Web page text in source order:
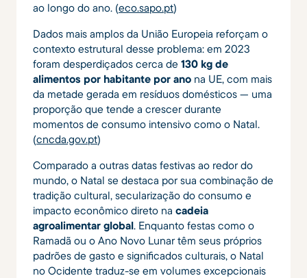
ao longo do ano. (eco.sapo.pt)
Dados mais amplos da União Europeia reforçam o
contexto estrutural desse problema: em 2023
foram desperdiçados cerca de 130 kg de
alimentos por habitante por ano na UE, com mais
da metade gerada em resíduos domésticos — uma
proporção que tende a crescer durante
momentos de consumo intensivo como o Natal.
(cncda.gov.pt)
Comparado a outras datas festivas ao redor do
mundo, o Natal se destaca por sua combinação de
tradição cultural, secularização do consumo e
impacto econômico direto na cadeia
agroalimentar global. Enquanto festas como o
Ramadã ou o Ano Novo Lunar têm seus próprios
padrões de gasto e significados culturais, o Natal
no Ocidente traduz-se em volumes excepcionais